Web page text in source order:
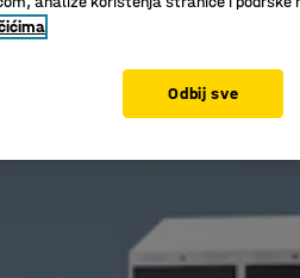
Odbij sve